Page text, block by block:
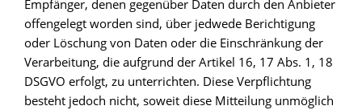
Empfänger, denen gegenüber Daten durch den Anbieter
offengelegt worden sind, über jedwede Berichtigung
oder Löschung von Daten oder die Einschränkung der
Verarbeitung, die aufgrund der Artikel 16, 17 Abs. 1, 18
DSGVO erfolgt, zu unterrichten. Diese Verpflichtung
besteht jedoch nicht, soweit diese Mitteilung unmöglich